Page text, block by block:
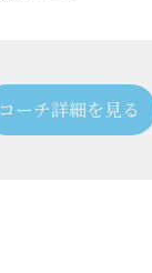
コーチ詳細を見る